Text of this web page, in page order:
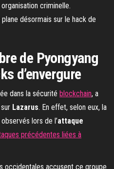
désormais sur le hack de
de Pyongyang
d’envergure
dans la sécurité blockchain, a
sur Lazarus. En effet, selon eux, la
lors de l’attaque
précédentes liées à
occidentales accusent ce groupe